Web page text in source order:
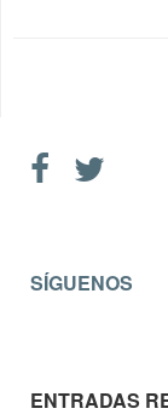
SÍGUENOS
ENTRADAS